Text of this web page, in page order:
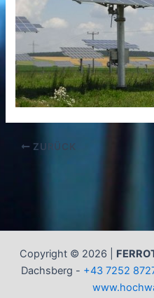
ZURÜCK
Copyright © 2026 |
Dachsberg - +43 7252